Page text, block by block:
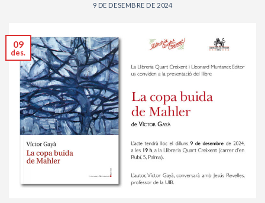
9 DE DESEMBRE DE 2024
09
des.